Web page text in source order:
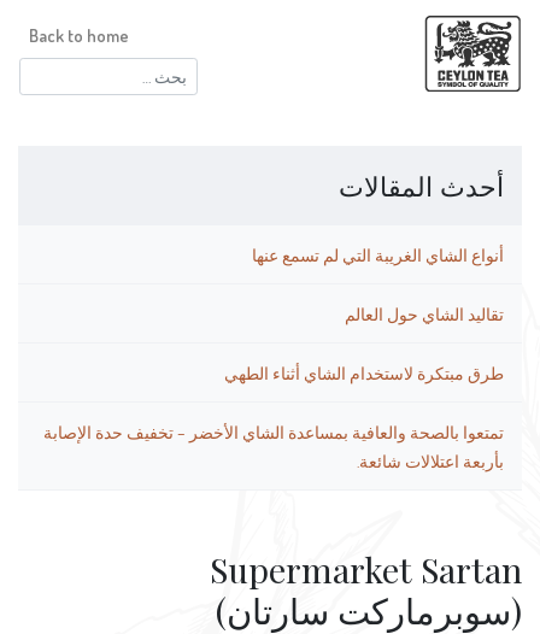
البحث
عن:
Back to home
أحدث المقالات
أنواع الشاي الغريبة التي لم تسمع عنها
تقاليد الشاي حول العالم
طرق مبتكرة لاستخدام الشاي أثناء الطهي
تمتعوا بالصحة والعافية بمساعدة الشاي الأخضر – تخفيف حدة الإصابة
بأربعة اعتلالات شائعة.
Supermarket Sartan
(سوبرماركت سارتان)